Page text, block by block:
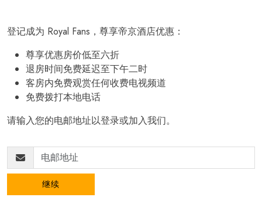
登记成为 Royal Fans，尊享帝京酒店优惠：
尊享优惠房价低至六折
退房时间免费延迟至下午二时
客房内免费观赏任何收费电视频道
免费拨打本地电话
请输入您的电邮地址以登录或加入我们。
继续